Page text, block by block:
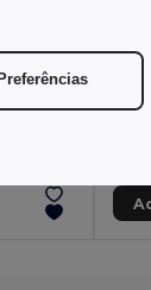
Fita para chapéu em 100% poliéster
Preferências